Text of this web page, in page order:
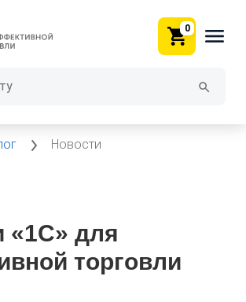
0
Новости
«1С» для
торговли